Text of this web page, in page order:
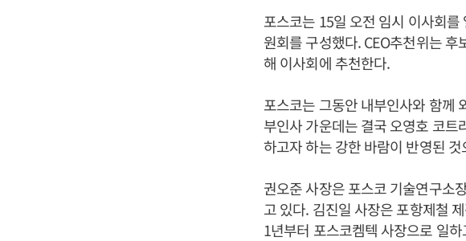
포스코는 15일 오전 임시 이사회
원회를 구성했다. CEO추천위는
해 이사회에 추천한다.
포스코는 그동안 내부인사와 함께
부인사 가운데는 결국 오영호 코트
하고자 하는 강한 바람이 반영된
권오준 사장은 포스코 기술연구소
고 있다. 김진일 사장은 포항제철
1년부터 포스코켐텍 사장으로 일하